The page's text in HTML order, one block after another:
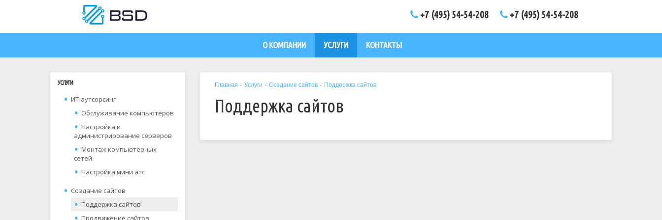
+7 (495) 54-54-208 +7 (495) 54-54-208
О КОМПАНИИ УСЛУГИ КОНТАКТЫ
УСЛУГИ
ИТ-аутсорсинг
Обслуживание компьютеров
Настройка и
администрирование серверов
Монтаж компьютерных
сетей
Настройка мини атс
Создание сайтов
Поддержка сайтов
Продвижение сайтов
Главная -Услуги -Создание сайтов - Поддержка сайтов
Поддержка сайтов